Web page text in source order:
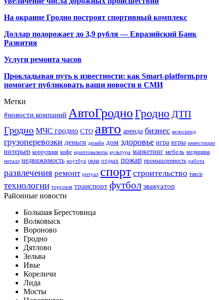
На окраине Гродно построят спортивный комплекс
Доллар подорожает до 3,9 рубля — Евразийский Банк
Развития
Услуги ремонта часов
Прокладывая путь к известности: как Smart-platform.pro
помогает публиковать ваши новости в СМИ
Метки
#новости компаний АвтоГродноГродно ДТП
Гродно МЧС гродно СТО авто аренда бизнес велосипед
грузоперевозки деньги дизайн дом здоровье игра игры инвестиции
интерьер коррупция кофе криптовалюты культура маркетинг мебель медицина
металл недвижимость ноутбук окна отдых пожар промышленность работа
развлечения ремонт ритуал спорт строительство такси
технологии торговля транспорт футбол эвакуатор
Районные новости
Большая Берестовица
Волковыск
Вороново
Гродно
Дятлово
Зельва
Ивье
Кореличи
Лида
Мосты